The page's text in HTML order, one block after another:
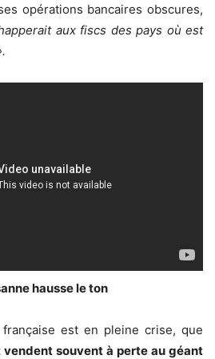
opérations bancaires obscures,
aux fiscs des pays où est
hausse le ton
française est en pleine crise, que
souvent à perte au géant